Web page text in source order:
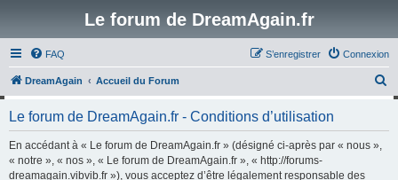
Le forum de DreamAgain.fr
FAQ Connexion
S’enregistrer
DreamAgain Accueil du Forum
Le forum de DreamAgain.fr - Conditions d’utilisation
En accédant à « Le forum de DreamAgain.fr » (désigné ci-après par « nous »,
« notre », « nos », « Le forum de DreamAgain.fr », « http://forums-
dreamagain.vibvib.fr »), vous acceptez d’être légalement responsable des